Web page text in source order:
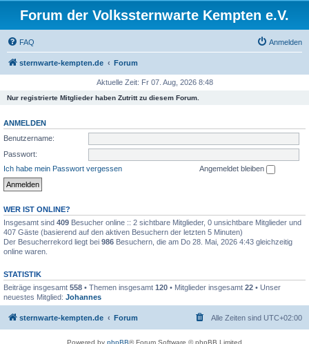
Forum der Volkssternwarte Kempten e.V.
FAQ Anmelden
sternwarte-kempten.de Forum
Aktuelle Zeit: Fr 07. Aug, 2026 8:48
Nur registrierte Mitglieder haben Zutritt zu diesem Forum.
ANMELDEN
Benutzername:
Passwort:
Ich habe mein Passwort vergessen
Angemeldet bleiben
WER IST ONLINE?
Insgesamt sind 409 Besucher online :: 2 sichtbare Mitglieder, 0 unsichtbare Mitglieder und
407 Gäste (basierend auf den aktiven Besuchern der letzten 5 Minuten)
Der Besucherrekord liegt bei 986 Besuchern, die am Do 28. Mai, 2026 4:43 gleichzeitig
online waren.
STATISTIK
Beiträge insgesamt 558 • Themen insgesamt 120 • Mitglieder insgesamt 22 • Unser
neuestes Mitglied: Johannes
sternwarte-kempten.de Forum Alle Zeiten sind UTC+02:00
Powered by phpBB® Forum Software © phpBB Limited